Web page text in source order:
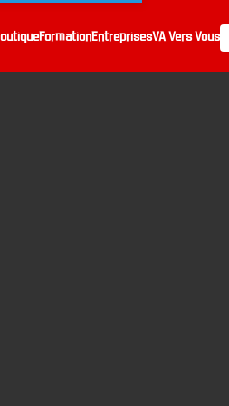
FormationEntreprisesVA Vers Vous